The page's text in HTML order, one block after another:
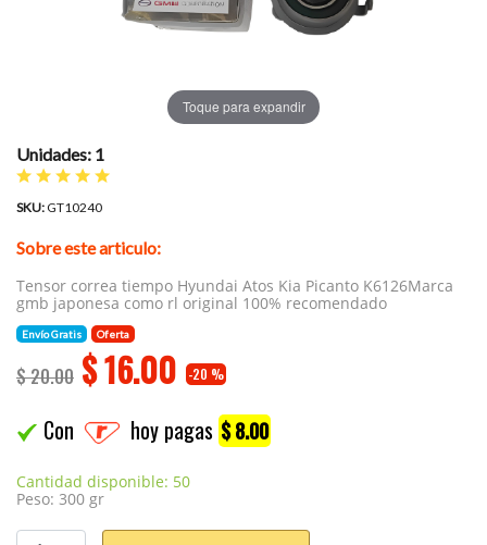
Toque para expandir
Unidades: 1
SKU: GT10240
Sobre este articulo:
Tensor correa tiempo Hyundai Atos Kia Picanto K6126Marca
gmb japonesa como rl original 100% recomendado
Envío Gratis Oferta
$ 20.00 $16.00 -20 %
Con hoy pagas $ 8.00
Cantidad disponible: 50
Peso: 300 gr